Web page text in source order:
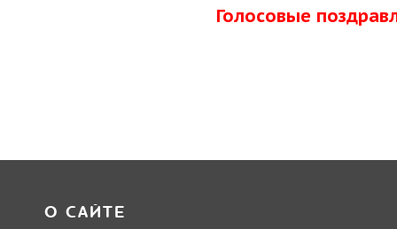
Голосовые
О САЙТЕ